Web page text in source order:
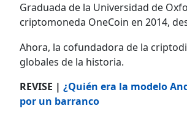
Graduada de la Universidad de
criptomoneda OneCoin en 2014,
Ahora, la cofundadora de la
globales de la historia.
REVISE | ¿Quién era la modelo
por un barranco